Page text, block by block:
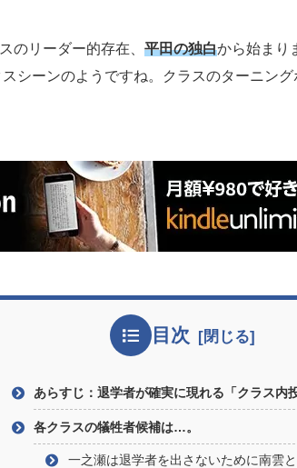
のリーダー的存在、 平田の独白から始まり
シーンのようですね。クラスのターニン
目次
あらすじ：退学者が確実に現れる「クラス内
各クラスの犠牲者候補は…。
一之瀬は退学者を出さないために南雲と